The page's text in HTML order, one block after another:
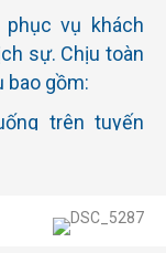
cần chở...
(nắng nóng,
vụ khách
sự. Chịu toàn
bao gồm:
trên tuyến
hành lý,
địa điểm theo